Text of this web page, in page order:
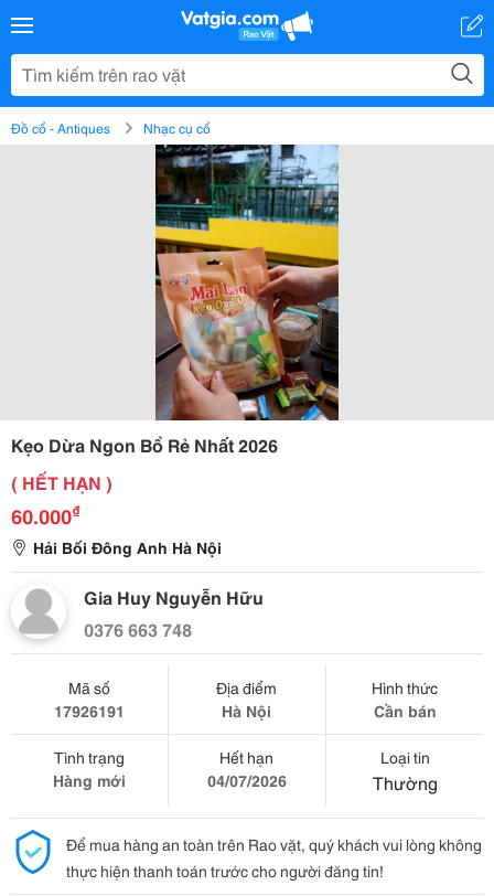
Đồ cổ - Antiques Nhạc cụ cổ
Kẹo Dừa Ngon Bổ Rẻ Nhất 2026
( HẾT HẠN )
60.000₫
Hải Bối Đông Anh Hà Nội
Gia Huy Nguyễn Hữu
0376 663 748
Mã số
17926191
Địa điểm
Hà Nội
Hình thức
Cần bán
Tình trạng
Hàng mới
Hết hạn
04/07/2026
Loại tin
Thường
Để mua hàng an toàn trên Rao vặt, quý khách vui lòng không
thực hiện thanh toán trước cho người đăng tin!